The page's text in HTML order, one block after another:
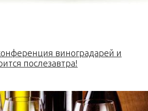
виноградарей и
послезавтра!